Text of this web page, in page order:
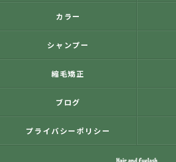
カラー
シャンプー
縮毛矯正
ブログ
プライバシーポリシー